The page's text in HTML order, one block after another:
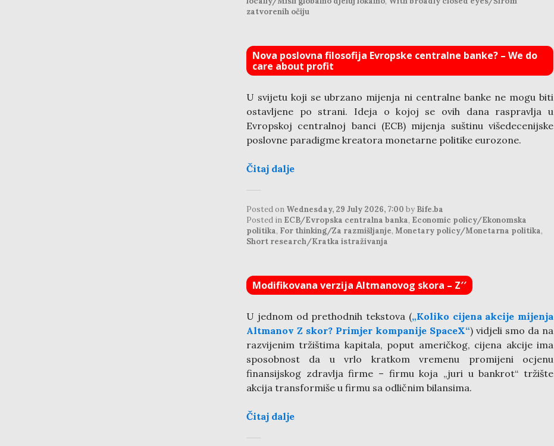
zatvorenih očiju
Nova poslovna filosofija Evropske centralne banke? – We do
care about profit
U svijetu koji se ubrzano mijenja ni centralne banke ne mogu biti
ostavljene po strani. Ideja o kojoj se ovih dana raspravlja u
Evropskoj centralnoj banci (ECB) mijenja suštinu višedecenijske
poslovne paradigme kreatora monetarne politike eurozone.
Čitaj dalje
Posted on Wednesday, 29 July 2026, 7:00 by Bife.ba
Posted in ECB/Evropska centralna banka, Economic policy/Ekonomska
politika, For thinking/Za razmišljanje, Monetary policy/Monetarna politika,
Short research/Kratka istraživanja
Modifikovana verzija Altmanovog skora – Z′′
U jednom od prethodnih tekstova („Koliko cijena akcije mijenja
Altmanov Z skor? Primjer kompanije SpaceX“) vidjeli smo da na
razvijenim tržištima kapitala, poput američkog, cijena akcije ima
sposobnost da u vrlo kratkom vremenu promijeni ocjenu
finansijskog zdravlja firme – firmu koja „juri u bankrot“ tržište
akcija transformiše u firmu sa odličnim bilansima.
Čitaj dalje